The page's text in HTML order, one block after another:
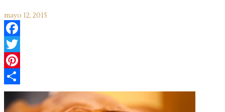
mayo 12, 2015
Facebook
Twitter
Pinterest
Compartir